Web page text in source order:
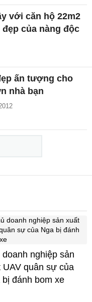
với căn hộ 22m2
của nàng độc
ấn tượng cho
nhà bạn
doanh nghiệp sản
UAV quân sự của
bị đánh bom xe